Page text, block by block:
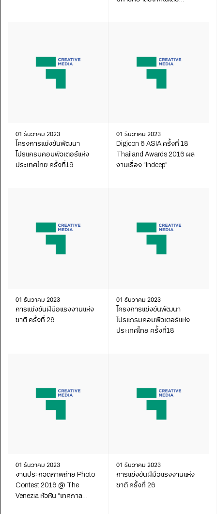
01 ธันวาคม 2023
โครงการแข่งขันพัฒนา
โปรแกรมคอมพิวเตอร์แห่ง
ประเทศไทย ครั้งที่19
01 ธันวาคม 2023
Digicon 6 ASIA ครั้งที่ 18
Thailand Awards 2016 ผล
งานเรื่อง “Indeep”
01 ธันวาคม 2023
การแข่งขันฝีมือแรงงานแห่ง
ชาติ ครั้งที่ 26
01 ธันวาคม 2023
โครงการแข่งขันพัฒนา
โปรแกรมคอมพิวเตอร์แห่ง
ประเทศไทย ครั้งที่18
01 ธันวาคม 2023
งานประกวดภาพถ่าย Photo
Contest 2016 @ The
Venezia หัวหิน “เทศกาล
01 ธันวาคม 2023
การแข่งขันฝีมือแรงงานแห่ง
ชาติ ครั้งที่ 26